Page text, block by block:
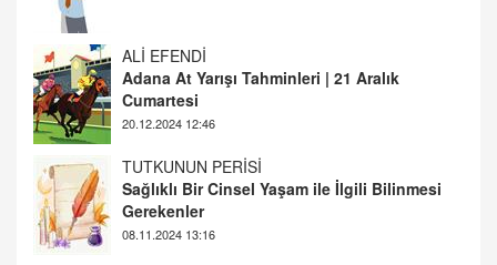
TUTKUNUN PERİSİ
Sağlıklı Bir Cinsel Yaşam ile İlgili Bilinmesi
Gerekenler
08.11.2024 13:16
FARUK ÖNALAN
Tezkere Onaylanmasaydı…
2 Kasım 2021 Salı 00:11